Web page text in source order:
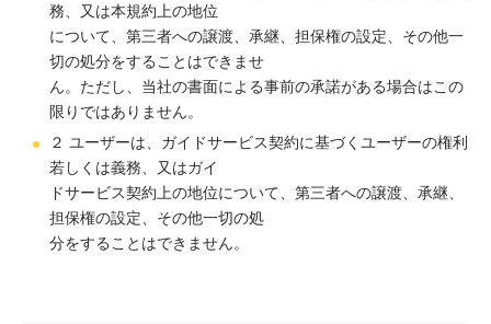
務、又は本規約上の地位
について、第三者への譲渡、承継、担保権の設定、その他一
切の処分をすることはできませ
ん。ただし、当社の書面による事前の承諾がある場合はこの
限りではありません。
２ ユーザーは、ガイドサービス契約に基づくユーザーの権利
若しくは義務、又はガイ
ドサービス契約上の地位について、第三者への譲渡、承継、
担保権の設定、その他一切の処
分をすることはできません。